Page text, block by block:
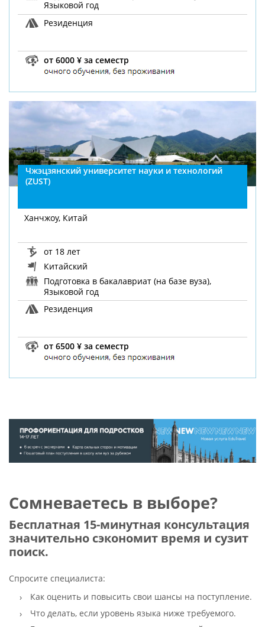
Языковой год
Резиденция
от 6000 ¥ за семестр
Чжэцзянский университет науки и технологий
(ZUST)
Ханчжоу, Китай
от 18 лет
Китайский
Подготовка в бакалавриат (на базе вуза),
Языковой год
Резиденция
от 6500 ¥ за семестр
Сомневаетесь в выборе?
Бесплатная 15-минутная консультация
значительно сэкономит время и сузит
поиск.
Спросите специалиста:
Как оценить и повысить свои шансы на поступление.
Что делать, если уровень языка ниже требуемого.